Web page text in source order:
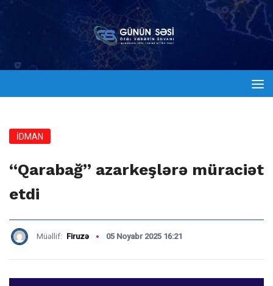
İDMAN
“Qarabağ” azarkeşlərə müraciət
etdi
Müəllif: Firuzə 05 Noyabr 2025 16:21